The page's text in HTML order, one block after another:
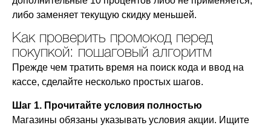
либо заменяет текущую скидку меньшей.
Как проверить промокод перед
покупкой: пошаговый алгоритм
Прежде чем тратить время на поиск кода и ввод на
кассе, сделайте несколько простых шагов.
Шаг 1. Прочитайте условия полностью
Магазины обязаны указывать условия акции. Ищите